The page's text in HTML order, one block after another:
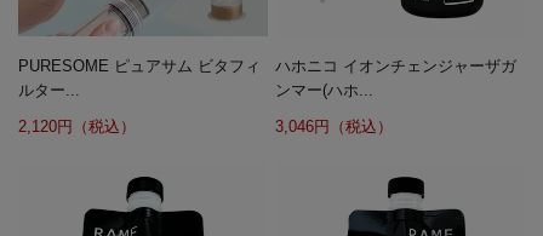
PURESOME ピュアサム ビタフィ
ルター...
2,120円（税込）
ハホニコ イオンチェンジャーザガ
ンマー(ハホ...
3,046円（税込）